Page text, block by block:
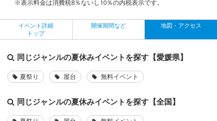
※表示料金は消費税8％ないし10％の内税表示です。
イベント詳細
トップ
開催期間など 地図・アクセス
同じジャンルの夏休みイベントを探す【愛媛県】
夏祭り 屋台 無料イベント
同じジャンルの夏休みイベントを探す【全国】